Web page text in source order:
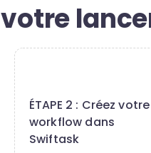
ÉTAPE 2 : Créez votre
workflow dans
Swiftask